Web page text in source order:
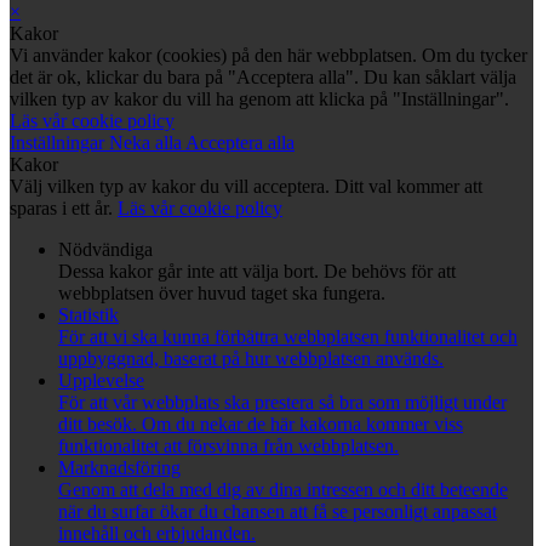
×
Kakor
Vi använder kakor (cookies) på den här webbplatsen. Om du tycker
det är ok, klickar du bara på "Acceptera alla". Du kan såklart välja
vilken typ av kakor du vill ha genom att klicka på "Inställningar".
Läs vår cookie policy
InställningarNeka allaAcceptera alla
Kakor
Välj vilken typ av kakor du vill acceptera. Ditt val kommer att
sparas i ett år. Läs vår cookie policy
Nödvändiga
Dessa kakor går inte att välja bort. De behövs för att
webbplatsen över huvud taget ska fungera.
Statistik
För att vi ska kunna förbättra webbplatsen funktionalitet och
uppbyggnad, baserat på hur webbplatsen används.
Upplevelse
För att vår webbplats ska prestera så bra som möjligt under
ditt besök. Om du nekar de här kakorna kommer viss
funktionalitet att försvinna från webbplatsen.
Marknadsföring
Genom att dela med dig av dina intressen och ditt beteende
när du surfar ökar du chansen att få se personligt anpassat
innehåll och erbjudanden.